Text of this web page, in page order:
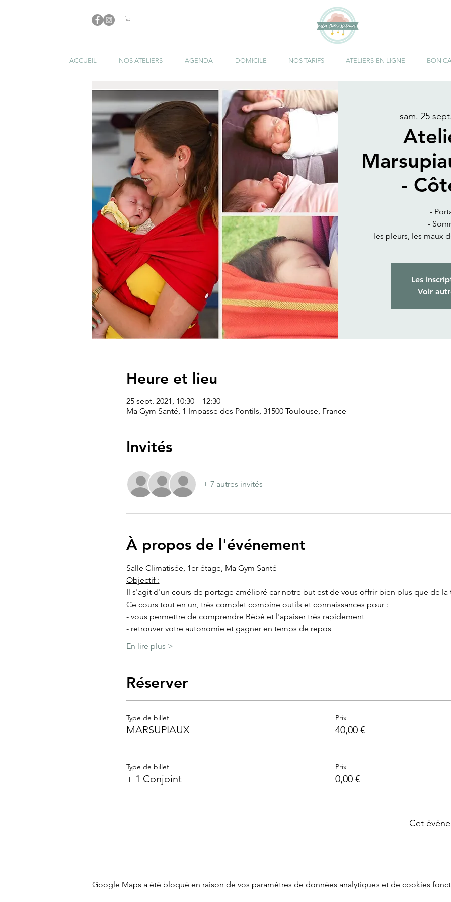
ACCUEIL NOS ATELIERS AGENDA DOMICILE NOS TARIFS ATELIERS EN LIGNE BON
sam. 25 sept.
-
-
-
- les pleurs, les maux
Les
Voir
Heure et lieu
25 sept. 2021, 10:30 – 12:30
Ma Gym Santé, 1 Impasse des Pontils, 31500 Toulouse, France
Invités
+ 7 autres invités
À propos de l'événement
Salle Climatisée, 1er étage, Ma Gym Santé
Objectif :
Il s'agit d'un cours de portage amélioré car notre but est de vous offrir bien plus que de la
Ce cours tout en un, très complet combine outils et connaissances pour :
- vous permettre de comprendre Bébé et l'apaiser très rapidement
- retrouver votre autonomie et gagner en temps de repos
En lire plus >
Réserver
Type de billet
MARSUPIAUX
Prix
40,00 €
Type de billet
+ 1 Conjoint
Prix
0,00 €
Cet
Google Maps a été bloqué en raison de vos paramètres de données analytiques et de cookies